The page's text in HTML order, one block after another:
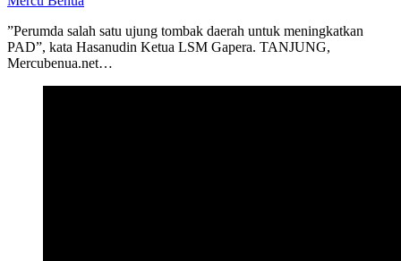
​”Perumda salah satu ujung tombak daerah untuk meningkatkan
PAD”, kata Hasanudin Ketua LSM Gapera. TANJUNG,
Mercubenua.net…